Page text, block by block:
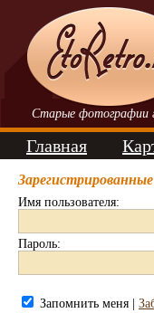
Старые фотографии
Главная
Имя пользователя:
Пароль:
Запомнить меня |